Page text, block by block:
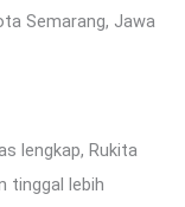
Semarang, Jawa
lengkap, Rukita
tinggal lebih